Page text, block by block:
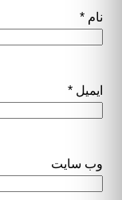
نام *
ایمیل *
وب‌ سایت